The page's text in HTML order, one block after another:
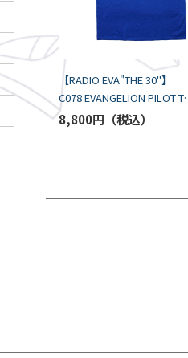
【RADIO EVA"THE 30"】
C078 EVANGELION PILOT T-
Shirt by BALANSA/ROYAL
BLUE
8,800円